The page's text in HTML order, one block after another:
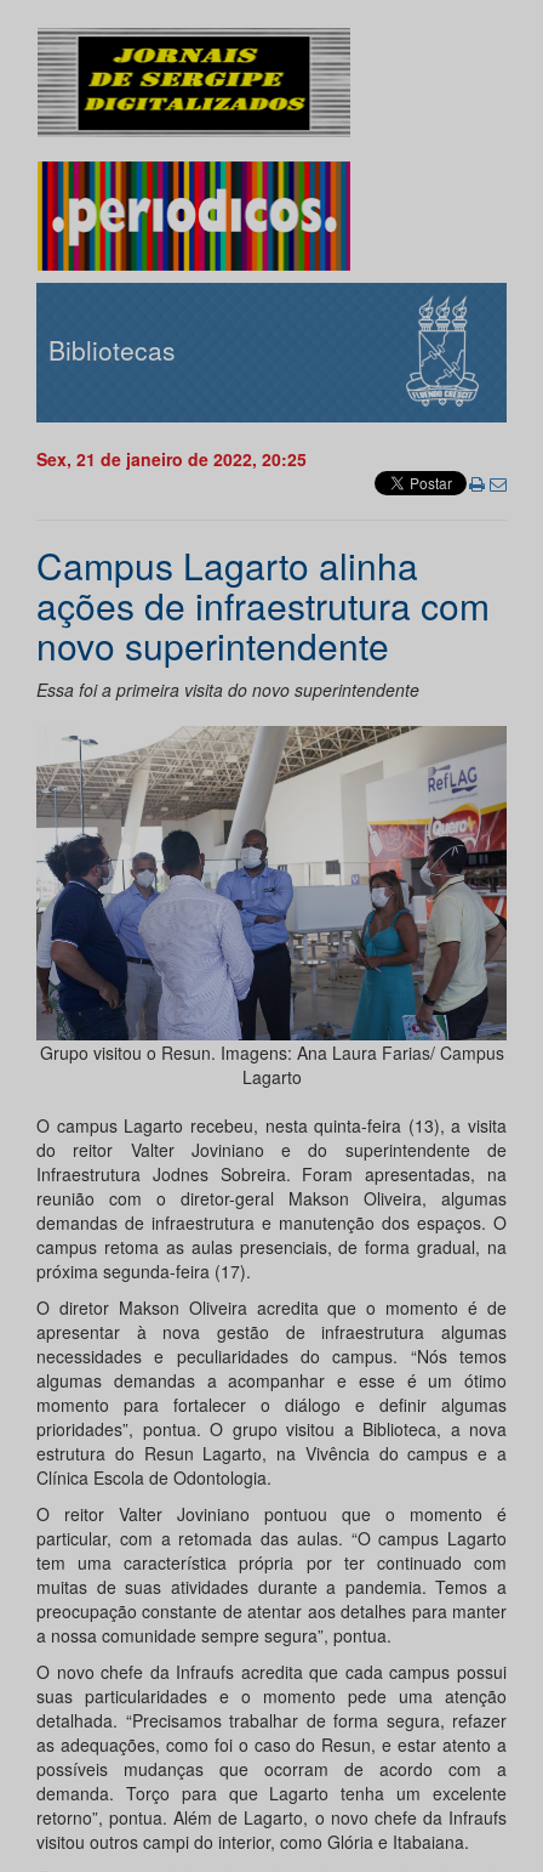
Bibliotecas
Sex, 21 de janeiro de 2022, 20:25
Campus Lagarto alinha
ações de infraestrutura com
novo superintendente
Essa foi a primeira visita do novo superintendente
Grupo visitou o Resun. Imagens: Ana Laura Farias/ Campus
Lagarto
O campus Lagarto recebeu, nesta quinta-feira (13), a visita
do reitor Valter Joviniano e do superintendente de
Infraestrutura Jodnes Sobreira. Foram apresentadas, na
reunião com o diretor-geral Makson Oliveira, algumas
demandas de infraestrutura e manutenção dos espaços. O
campus retoma as aulas presenciais, de forma gradual, na
próxima segunda-feira (17).
O diretor Makson Oliveira acredita que o momento é de
apresentar à nova gestão de infraestrutura algumas
necessidades e peculiaridades do campus. “Nós temos
algumas demandas a acompanhar e esse é um ótimo
momento para fortalecer o diálogo e definir algumas
prioridades”, pontua. O grupo visitou a Biblioteca, a nova
estrutura do Resun Lagarto, na Vivência do campus e a
Clínica Escola de Odontologia.
O reitor Valter Joviniano pontuou que o momento é
particular, com a retomada das aulas. “O campus Lagarto
tem uma característica própria por ter continuado com
muitas de suas atividades durante a pandemia. Temos a
preocupação constante de atentar aos detalhes para manter
a nossa comunidade sempre segura”, pontua.
O novo chefe da Infraufs acredita que cada campus possui
suas particularidades e o momento pede uma atenção
detalhada. “Precisamos trabalhar de forma segura, refazer
as adequações, como foi o caso do Resun, e estar atento a
possíveis mudanças que ocorram de acordo com a
demanda. Torço para que Lagarto tenha um excelente
retorno”, pontua. Além de Lagarto, o novo chefe da Infraufs
visitou outros campi do interior, como Glória e Itabaiana.